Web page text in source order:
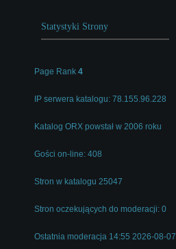
Statystyki Strony
Page Rank 4
IP serwera katalogu: 78.155.96.228
Katalog ORX powstał w 2006 roku
Gości on-line: 408
Stron w katalogu 25047
Stron oczekujących do moderacji: 0
Ostatnia moderacja 14:55 2026-08-07